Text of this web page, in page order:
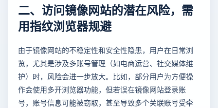
二、访问镜像网站的潜在风险，需
用指纹浏览器规避
由于镜像网站的不稳定性和安全性隐患，用户在日常浏
览，尤其是涉及多账号管理（如电商运营、社交媒体维
护）时，风险会进一步放大。比如，部分用户为方便操
作会使用多开浏览器功能，但若误在镜像网站登录账
号，账号信息可能被窃取，甚至导致多个关联账号受牵